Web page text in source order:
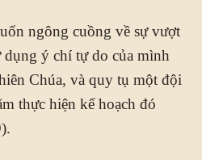
ngông cuồng về sự vượt
ý chí tự do của mình
Chúa, và quy tụ một đội
thực hiện kế hoạch đó